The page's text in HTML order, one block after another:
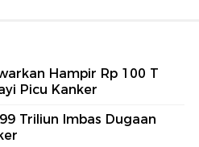
Hampir Rp 100 T
Picu Kanker
Triliun Imbas Dugaan